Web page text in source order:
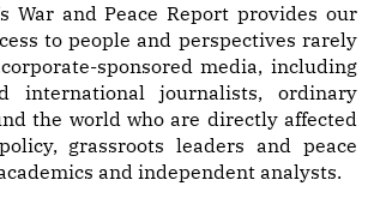
War and Peace Report provides our
to people and perspectives rarely
sponsored media, including
international journalists, ordinary
the world who are directly affected
grassroots leaders and peace
and independent analysts.